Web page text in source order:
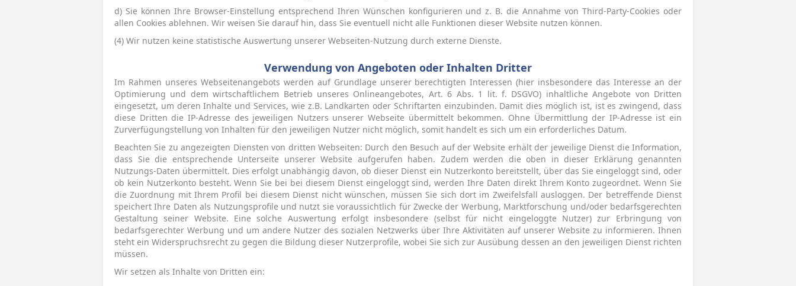
d) Sie können Ihre Browser-Einstellung entsprechend Ihren Wünschen konfigurieren und z. B. die Annahme von Third-Party-Cookies oder
allen Cookies ablehnen. Wir weisen Sie darauf hin, dass Sie eventuell nicht alle Funktionen dieser Website nutzen können.
(4) Wir nutzen keine statistische Auswertung unserer Webseiten-Nutzung durch externe Dienste.
Verwendung von Angeboten oder Inhalten Dritter
Im Rahmen unseres Webseitenangebots werden auf Grundlage unserer berechtigten Interessen (hier insbesondere das Interesse an der
Optimierung und dem wirtschaftlichem Betrieb unseres Onlineangebotes, Art. 6 Abs. 1 lit. f. DSGVO) inhaltliche Angebote von Dritten
eingesetzt, um deren Inhalte und Services, wie z.B. Landkarten oder Schriftarten einzubinden. Damit dies möglich ist, ist es zwingend, dass
diese Dritten die IP-Adresse des jeweiligen Nutzers unserer Webseite übermittelt bekommen. Ohne Übermittlung der IP-Adresse ist ein
Zurverfügungstellung von Inhalten für den jeweiligen Nutzer nicht möglich, somit handelt es sich um ein erforderliches Datum.
Beachten Sie zu angezeigten Diensten von dritten Webseiten: Durch den Besuch auf der Website erhält der jeweilige Dienst die Information,
dass Sie die entsprechende Unterseite unserer Website aufgerufen haben. Zudem werden die oben in dieser Erklärung genannten
Nutzungs-Daten übermittelt. Dies erfolgt unabhängig davon, ob dieser Dienst ein Nutzerkonto bereitstellt, über das Sie eingeloggt sind, oder
ob kein Nutzerkonto besteht. Wenn Sie bei bei diesem Dienst eingeloggt sind, werden Ihre Daten direkt Ihrem Konto zugeordnet. Wenn Sie
die Zuordnung mit Ihrem Profil bei diesem Dienst nicht wünschen, müssen Sie sich dort im Zweifelsfall ausloggen. Der betreffende Dienst
speichert Ihre Daten als Nutzungsprofile und nutzt sie voraussichtlich für Zwecke der Werbung, Marktforschung und/oder bedarfsgerechten
Gestaltung seiner Website. Eine solche Auswertung erfolgt insbesondere (selbst für nicht eingeloggte Nutzer) zur Erbringung von
bedarfsgerechter Werbung und um andere Nutzer des sozialen Netzwerks über Ihre Aktivitäten auf unserer Website zu informieren. Ihnen
steht ein Widerspruchsrecht zu gegen die Bildung dieser Nutzerprofile, wobei Sie sich zur Ausübung dessen an den jeweiligen Dienst richten
müssen.
Wir setzen als Inhalte von Dritten ein: